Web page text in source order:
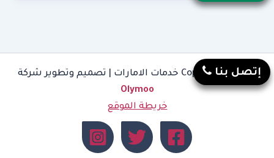
Copyright © 2026 خدمات الامارات | تصميم وتطوير شركة
Olymoo
خريطة الموقع
إتصل بنا